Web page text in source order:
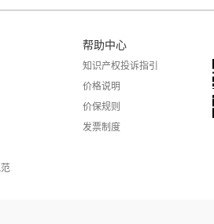
帮助中心
知识产权投诉指引
价格说明
价保规则
发票制度